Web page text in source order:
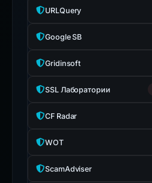
URLQuery
Google SB
Gridinsoft
SSL Лаборатории
CF Radar
WOT
ScamAdviser